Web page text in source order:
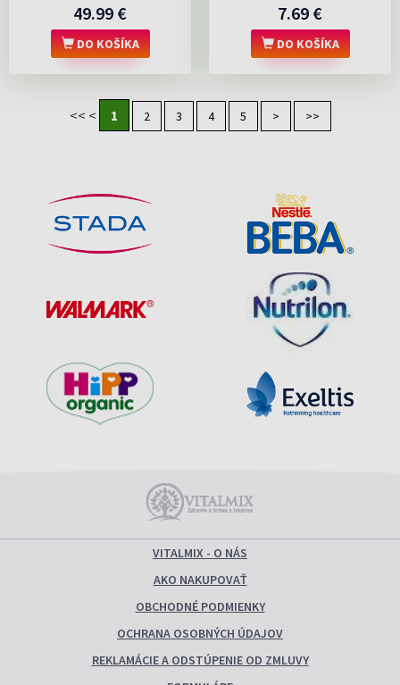
49.99 €
DO KOŠÍKA
7.69 €
DO KOŠÍKA
<< < 1 2 3 4 5 > >>
VITALMIX - O NÁS
AKO NAKUPOVAŤ
OBCHODNÉ PODMIENKY
OCHRANA OSOBNÝCH ÚDAJOV
REKLAMÁCIE A ODSTÚPENIE OD ZMLUVY